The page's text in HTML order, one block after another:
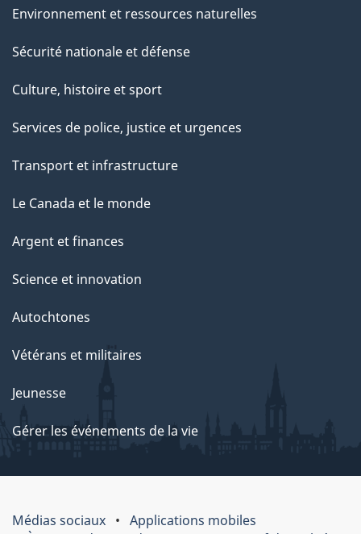
Environnement et ressources naturelles
Sécurité nationale et défense
Culture, histoire et sport
Services de police, justice et urgences
Transport et infrastructure
Le Canada et le monde
Argent et finances
Science et innovation
Autochtones
Vétérans et militaires
Jeunesse
Gérer les événements de la vie
Médias sociaux
Applications mobiles